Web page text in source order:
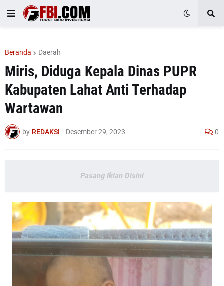
Beranda Daerah
Miris, Diduga Kepala Dinas PUPR
Kabupaten Lahat Anti Terhadap
Wartawan
by REDAKSI - Desember 29, 2023 0
Pasang Iklan Disini